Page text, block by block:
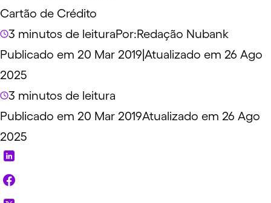
Cartão de Crédito
3 minutos de leituraPor:Redação Nubank
Publicado em 20 Mar 2019 Atualizado em 26 Ago
2025
3 minutos de leitura
Publicado em 20 Mar 2019Atualizado em 26 Ago
2025